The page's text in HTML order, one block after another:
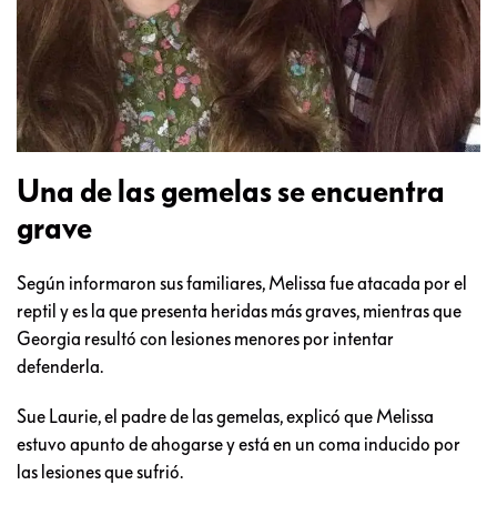
Una de las gemelas se encuentra
grave
Según informaron sus familiares, Melissa fue atacada por el
reptil y es la que presenta heridas más graves, mientras que
Georgia resultó con lesiones menores por intentar
defenderla.
Sue Laurie, el padre de las gemelas, explicó que Melissa
estuvo apunto de ahogarse y está en un coma inducido por
las lesiones que sufrió.